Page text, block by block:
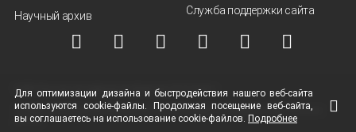
Научный архив
Служба поддержки сайта
© ВОО "Русское географическое общество", 2013-2026 г.
Условия использования материалов
Политика защиты и обработки персональных
данных
Для оптимизации дизайна и быстродействия нашего веб-сайта
используются cookie-файлы. Продолжая посещение веб-сайта,
вы соглашаетесь на использование cookie-файлов. Подробнее